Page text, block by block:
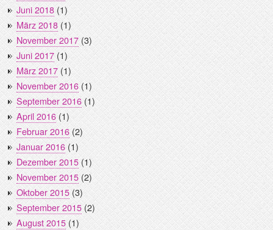
Juni 2018(1)
März 2018(1)
November 2017(3)
Juni 2017(1)
März 2017(1)
November 2016(1)
September 2016(1)
April 2016(1)
Februar 2016(2)
Januar 2016(1)
Dezember 2015(1)
November 2015(2)
Oktober 2015(3)
September 2015(2)
August 2015(1)